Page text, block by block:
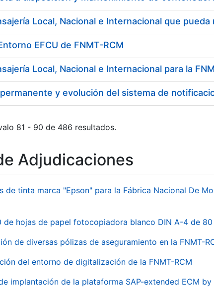
EFCU de FNMT-RCM
Local, Nacional e Internacional para la
y evolución del sistema de
81 - 90 de 486 resultados.
Adjudicaciones
de tinta marca "Epson" para la Fábrica Nacional De
de hojas de papel fotocopiadora blanco DIN A-4 de 80
de diversas pólizas de aseguramiento en la FNMT-
del entorno de digitalización de la FNMT-RCM
implantación de la plataforma SAP-extended ECM by